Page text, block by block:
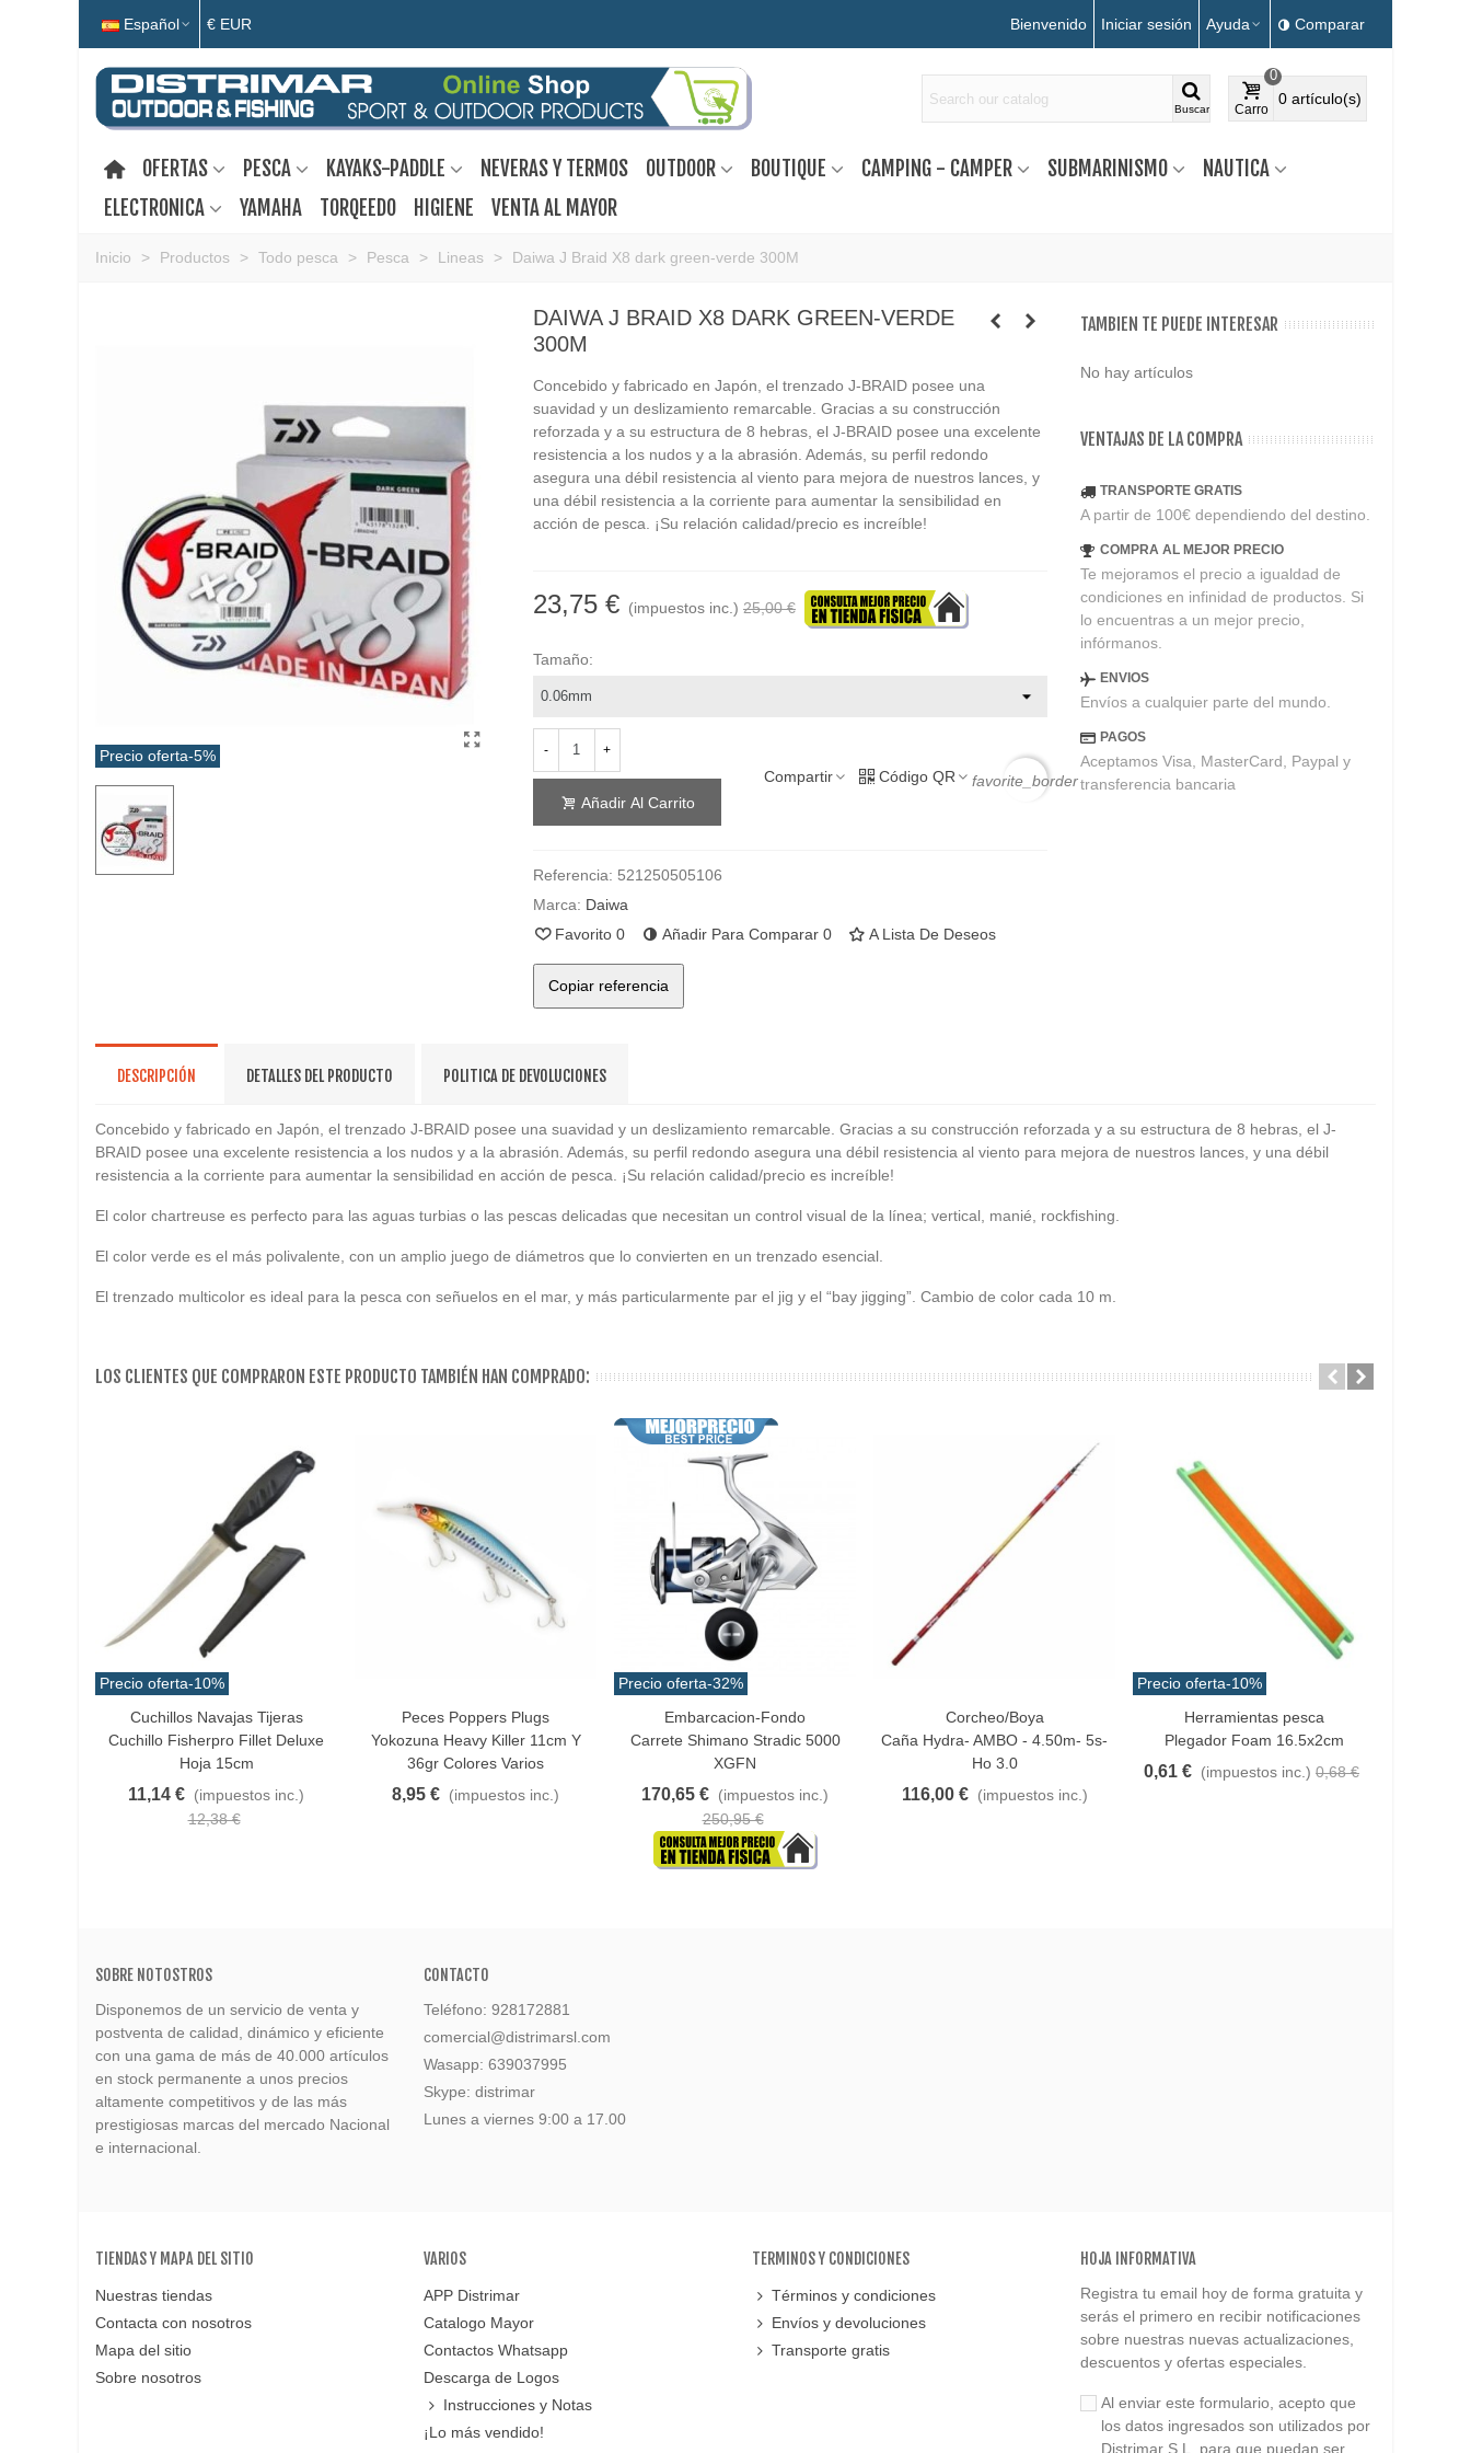
Español € EUR Bienvenido Iniciar sesión Ayuda Comparar
Buscar Carro
0
0 artículo(s)
OFERTAS PESCA KAYAKS-PADDLE NEVERAS Y TERMOS OUTDOOR BOUTIQUE CAMPING - CAMPER SUBMARINISMO
NAUTICA
ELECTRONICA
YAMAHA TORQEEDO HIGIENE VENTA AL MAYOR
Inicio > Productos > Todo pesca > Pesca > Lineas > Daiwa J Braid X8 dark green-verde 300M
Precio oferta-5%
DAIWA J BRAID X8 DARK GREEN-VERDE
300M
Concebido y fabricado en Japón, el trenzado J-BRAID posee una
suavidad y un deslizamiento remarcable. Gracias a su construcción
reforzada y a su estructura de 8 hebras, el J-BRAID posee una excelente
resistencia a los nudos y a la abrasión. Además, su perfil redondo
asegura una débil resistencia al viento para mejora de nuestros lances, y
una débil resistencia a la corriente para aumentar la sensibilidad en
acción de pesca. ¡Su relación calidad/precio es increíble!
23,75 € (impuestos inc.) 25,00 €
Tamaño:
- +
Añadir Al Carrito
Compartir Código QR favorite_border
Referencia: 521250505106
Marca: Daiwa
Favorito 0 Añadir Para Comparar 0 A Lista De Deseos
Copiar referencia
TAMBIEN TE PUEDE INTERESAR
No hay artículos
VENTAJAS DE LA COMPRA
TRANSPORTE GRATIS
A partir de 100€ dependiendo del destino.
COMPRA AL MEJOR PRECIO
Te mejoramos el precio a igualdad de
condiciones en infinidad de productos. Si
lo encuentras a un mejor precio,
infórmanos.
ENVIOS
Envíos a cualquier parte del mundo.
PAGOS
Aceptamos Visa, MasterCard, Paypal y
transferencia bancaria
DESCRIPCIÓN DETALLES DEL PRODUCTO POLITICA DE DEVOLUCIONES
Concebido y fabricado en Japón, el trenzado J-BRAID posee una suavidad y un deslizamiento remarcable. Gracias a su construcción reforzada y a su estructura de 8 hebras, el J-
BRAID posee una excelente resistencia a los nudos y a la abrasión. Además, su perfil redondo asegura una débil resistencia al viento para mejora de nuestros lances, y una débil
resistencia a la corriente para aumentar la sensibilidad en acción de pesca. ¡Su relación calidad/precio es increíble!
El color chartreuse es perfecto para las aguas turbias o las pescas delicadas que necesitan un control visual de la línea; vertical, manié, rockfishing.
El color verde es el más polivalente, con un amplio juego de diámetros que lo convierten en un trenzado esencial.
El trenzado multicolor es ideal para la pesca con señuelos en el mar, y más particularmente par el jig y el “bay jigging”. Cambio de color cada 10 m.
LOS CLIENTES QUE COMPRARON ESTE PRODUCTO TAMBIÉN HAN COMPRADO:
Precio oferta-10%
Añadir Al Carrito
Cuchillos Navajas Tijeras
Cuchillo Fisherpro Fillet Deluxe
Hoja 15cm
11,14 € (impuestos inc.)
12,38 €
Favorito
Peces Poppers Plugs
Yokozuna Heavy Killer 11cm Y
36gr Colores Varios
8,95 € (impuestos inc.)
Precio oferta-32%
Añadir Al Carrito
Embarcacion-Fondo
Carrete Shimano Stradic 5000
XGFN
170,65 € (impuestos inc.)
250,95 €
Añadir Al Carrito
Corcheo/Boya
Caña Hydra- AMBO - 4.50m- 5s-
Ho 3.0
116,00 € (impuestos inc.)
Precio oferta-10%
Añadir Al Carrito
Herramientas pesca
Plegador Foam 16.5x2cm
0,61 € (impuestos inc.) 0,68 €
SOBRE NOTOSTROS
Disponemos de un servicio de venta y
postventa de calidad, dinámico y eficiente
con una gama de más de 40.000 artículos
en stock permanente a unos precios
altamente competitivos y de las más
prestigiosas marcas del mercado Nacional
e internacional.
CONTACTO
Teléfono: 928172881
comercial@distrimarsl.com
Wasapp: 639037995
Skype: distrimar
Lunes a viernes 9:00 a 17.00
TIENDAS Y MAPA DEL SITIO
Nuestras tiendas
Contacta con nosotros
Mapa del sitio
Sobre nosotros
VARIOS
APP Distrimar
Catalogo Mayor
Contactos Whatsapp
Descarga de Logos
Instrucciones y Notas
¡Lo más vendido!
TERMINOS Y CONDICIONES
Términos y condiciones
Envíos y devoluciones
Transporte gratis
HOJA INFORMATIVA
Registra tu email hoy de forma gratuita y
serás el primero en recibir notificaciones
sobre nuestras nuevas actualizaciones,
descuentos y ofertas especiales.
Al enviar este formulario, acepto que
los datos ingresados son utilizados por
Distrimar S.L. para que puedan ser